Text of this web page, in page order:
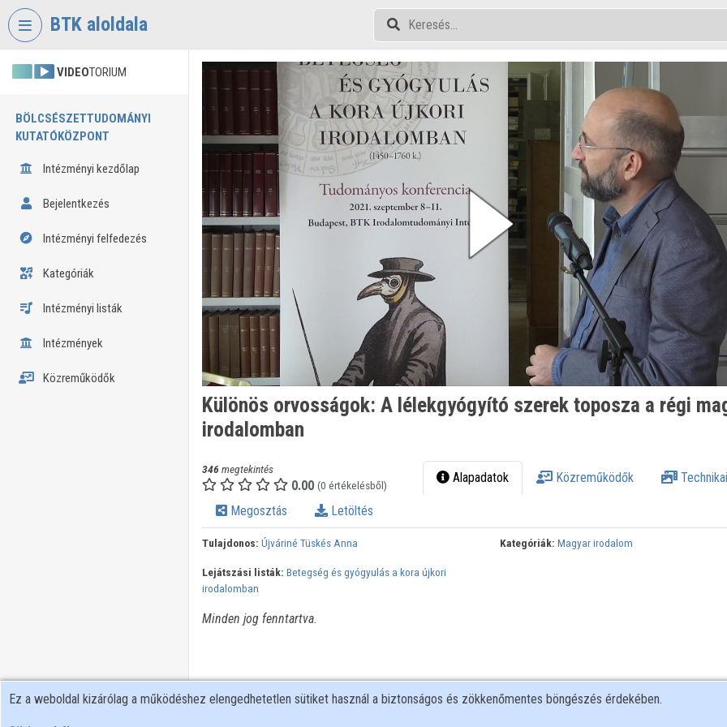
Fejléc kihagyása
BTK aloldala
VIDEOTORIUM
BÖLCSÉSZETTUDOMÁNYI
KUTATÓKÖZPONT
Intézményi kezdőlap
Bejelentkezés
Intézményi felfedezés
Kategóriák
Intézményi listák
Intézmények
Közreműködők
Különös orvosságok: A lélekgyógyító szerek toposza a régi
irodalomban
346 megtekintés
0.00 (0 értékelésből) Alapadatok Közreműködők
Megosztás Letöltés
Tulajdonos: Újváriné Tüskés Anna Kategóriák: Magyar irodalom
Lejátszási listák: Betegség és gyógyulás a kora újkori
irodalomban
Minden jog fenntartva.
Ez a weboldal kizárólag a működéshez elengedhetetlen sütiket használ a biztonságos és zökkenőmentes böngészés érdekében.